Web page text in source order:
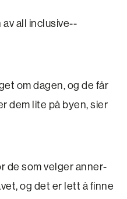
av all inclusive-­
om dagen, og de får
dem lite på byen, sier
de som velger anner­
og det er lett å finne